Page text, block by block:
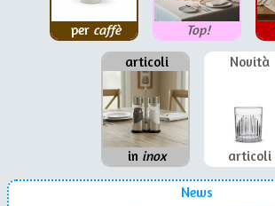
per caffè Top!
articoli
in inox
Novità
articoli
News